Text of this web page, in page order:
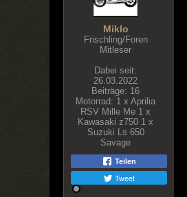
Miklo
Frischling/Foren
Mitleser
Dabei seit:
26.03.2022
Beiträge: 16
Motorrad: 1 x Aprilia
RSV Mille Me 1 x
Kawasaki z750 1 x
Suzuki Ls 650
Savage
Teilen
Tweet